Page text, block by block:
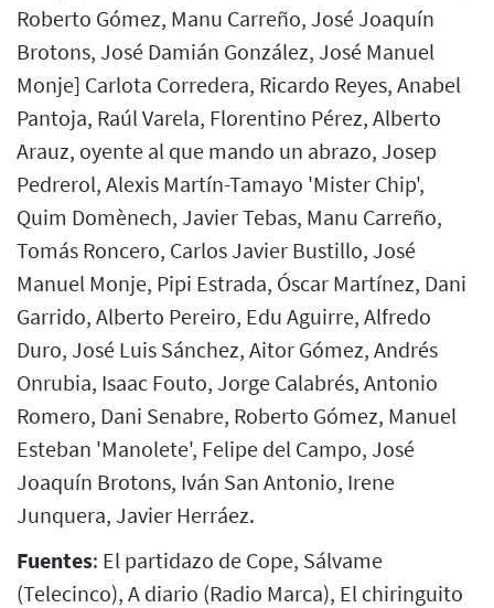
Roberto Gómez, Manu Carreño, José Joaquín
Brotons, José Damián González, José Manuel
Monje] Carlota Corredera, Ricardo Reyes, Anabel
Pantoja, Raúl Varela, Florentino Pérez, Alberto
Arauz, oyente al que mando un abrazo, Josep
Pedrerol, Alexis Martín-Tamayo 'Mister Chip',
Quim Domènech, Javier Tebas, Manu Carreño,
Tomás Roncero, Carlos Javier Bustillo, José
Manuel Monje, Pipi Estrada, Óscar Martínez, Dani
Garrido, Alberto Pereiro, Edu Aguirre, Alfredo
Duro, José Luis Sánchez, Aitor Gómez, Andrés
Onrubia, Isaac Fouto, Jorge Calabrés, Antonio
Romero, Dani Senabre, Roberto Gómez, Manuel
Esteban 'Manolete', Felipe del Campo, José
Joaquín Brotons, Iván San Antonio, Irene
Junquera, Javier Herráez.
Fuentes: El partidazo de Cope, Sálvame
(Telecinco), A diario (Radio Marca), El chiringuito